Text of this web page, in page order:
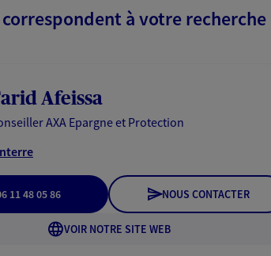
à votre recherche
Afeissa
AXA Epargne et Protection
11 48 05 86 NOUS CONTACTER
VOIR NOTRE SITE WEB